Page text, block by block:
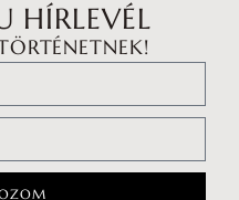
HÍRLEVÉL